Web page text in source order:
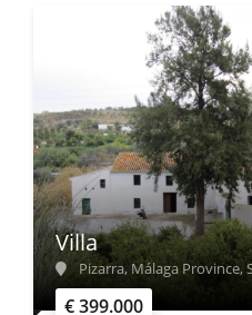
€ 399.000
Villa
Pizarra, Málaga Province,